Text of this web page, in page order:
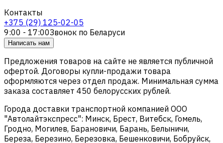
Контакты
+375 (29) 125-02-05
9:00 - 17:00Звонок по Беларуси
Написать нам
Предложения товаров на сайте не является публичной
офертой. Договоры купли-продажи товара
оформляются через отдел продаж. Минимальная сумма
заказа составляет 450 белорусских рублей.
Города доставки транспортной компанией ООО
"Автолайтэкспресс": Минск, Брест, Витебск, Гомель,
Гродно, Могилев, Барановичи, Барань, Белыничи,
Береза, Березино, Березовка, Бешенковичи, Бобруйск,